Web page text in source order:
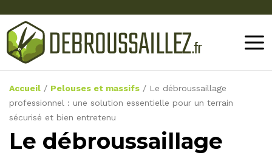
Accueil / Pelouses et massifs / Le débroussaillage
professionnel : une solution essentielle pour un terrain
sécurisé et bien entretenu
Le débroussaillage